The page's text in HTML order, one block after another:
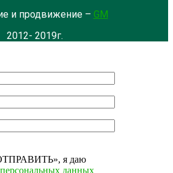
и продвижение – GM
2012- 2019г.
я даю
персональных данных